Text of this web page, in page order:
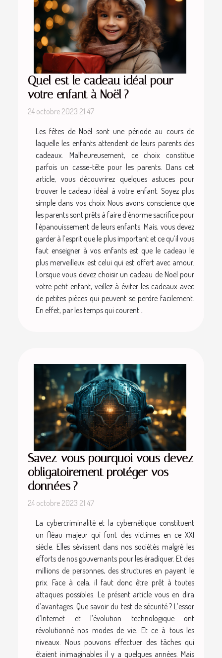
Quel est le cadeau idéal pour
votre enfant à Noël ?
24 octobre 2023 21:47
Les fêtes de Noël sont une période au cours de
laquelle les enfants attendent de leurs parents des
cadeaux. Malheureusement, ce choix constitue
parfois un casse-tête pour les parents. Dans cet
article, vous découvrirez quelques astuces pour
trouver le cadeau idéal à votre enfant. Soyez plus
simple dans vos choix Nous avons conscience que
les parents sont prêts à faire d’énorme sacrifice pour
l’épanouissement de leurs enfants. Mais, vous devez
garder à l’esprit que le plus important et ce qu’il vous
faut enseigner à vos enfants est que le cadeau le
plus merveilleux est celui qui est offert avec amour.
Lorsque vous devez choisir un cadeau de Noël pour
votre petit enfant, veillez à éviter les cadeaux avec
de petites pièces qui peuvent se perdre facilement.
En effet, par les temps qui courent...
Savez-vous pourquoi vous devez
obligatoirement protéger vos
données ?
24 octobre 2023 21:47
La cybercriminalité et la cybernétique constituent
un fléau majeur qui font des victimes en ce XXI
siècle. Elles sévissent dans nos sociétés malgré les
efforts de nos gouvernants pour les éradiquer. Et des
millions de personnes, des structures en payent le
prix. Face à cela, il faut donc être prêt à toutes
attaques possibles. Le présent article vous en dira
d’avantages. Que savoir du test de sécurité ? L’essor
d’Internet et l’évolution technologique ont
révolutionné nos modes de vie. Et ce à tous les
niveaux. Nous pouvons effectuer des tâches qui
étaient inimaginables il y a quelques années. Mais